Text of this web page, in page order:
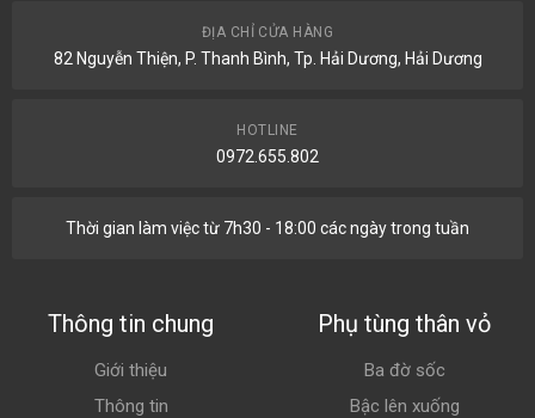
ĐỊA CHỈ CỬA HÀNG
82 Nguyễn Thiện, P. Thanh Bình, Tp. Hải Dương, Hải Dương
HOTLINE
0972.655.802
Thời gian làm việc từ 7h30 - 18:00 các ngày trong tuần
Thông tin chung
Giới thiệu
Thông tin
Phụ tùng thân vỏ
Ba đờ sốc
Bậc lên xuống